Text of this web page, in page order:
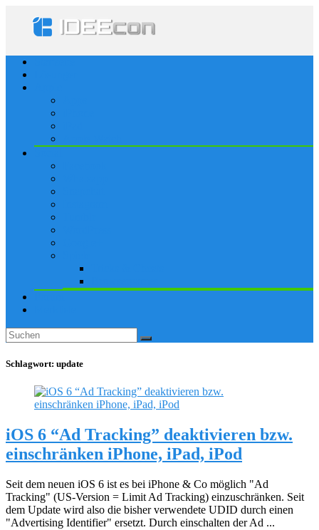
Schlagwort: update
iOS 6 “Ad Tracking” deaktivieren bzw.
einschränken iPhone, iPad, iPod
Seit dem neuen iOS 6 ist es bei iPhone & Co möglich "Ad
Tracking" (US-Version = Limit Ad Tracking) einzuschränken. Seit
dem Update wird also die bisher verwendete UDID durch einen
"Advertising Identifier" ersetzt. Durch einschalten der Ad ...